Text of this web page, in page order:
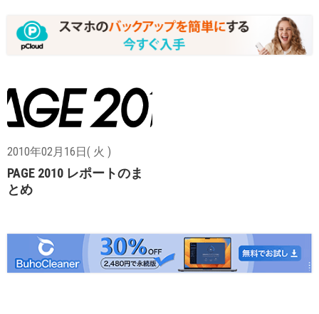
2010年02月16日( 火 )
PAGE 2010 レポートのま
とめ